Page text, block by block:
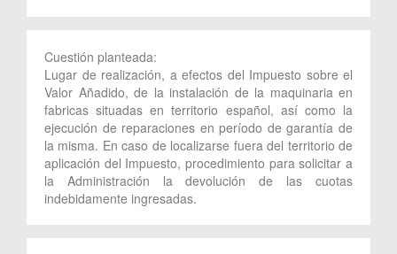
Cuestión planteada:
Lugar de realización, a efectos del Impuesto sobre el
Valor Añadido, de la instalación de la maquinaria en
fabricas situadas en territorio español, así como la
ejecución de reparaciones en período de garantía de
la misma. En caso de localizarse fuera del territorio de
aplicación del Impuesto, procedimiento para solicitar a
la Administración la devolución de las cuotas
indebidamente ingresadas.